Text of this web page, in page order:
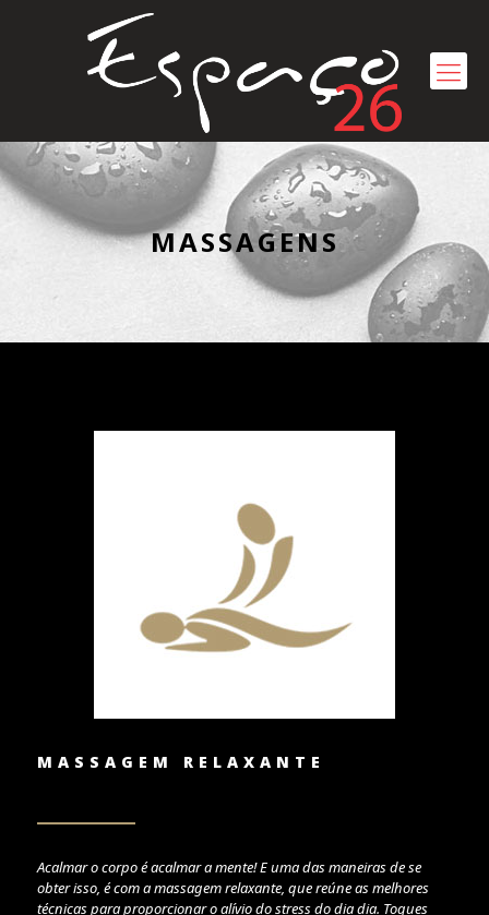
MASSAGENS
MASSAGEM RELAXANTE
Acalmar o corpo é acalmar a mente! E uma das maneiras de se
obter isso, é com a massagem relaxante, que reúne as melhores
técnicas para proporcionar o alívio do stress do dia dia. Toques